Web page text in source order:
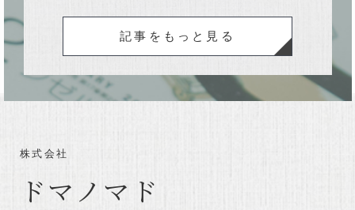
記事をもっと見る
株式会社
ドマノマド